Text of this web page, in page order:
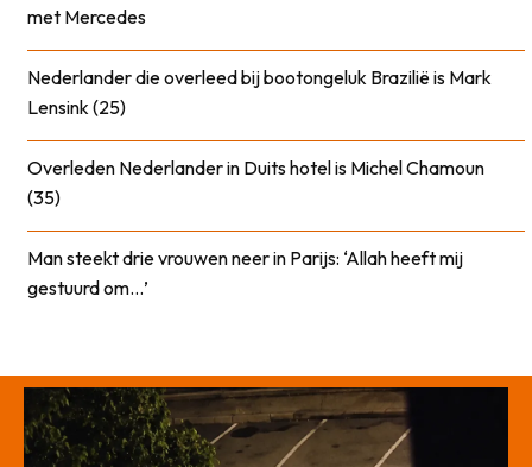
met Mercedes
Nederlander die overleed bij bootongeluk Brazilië is Mark
Lensink (25)
Overleden Nederlander in Duits hotel is Michel Chamoun
(35)
Man steekt drie vrouwen neer in Parijs: ‘Allah heeft mij
gestuurd om…’